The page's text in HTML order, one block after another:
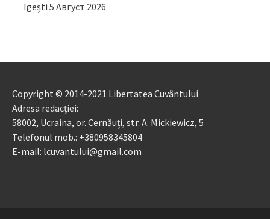
Igești 5 Август 2026
Copyright © 2014-2021 Libertatea Cuvântului
Adresa redacției:
58002, Ucraina, or. Cernăuți, str. A. Mickiewicz, 5
Telefonul mob.: +380958345804
E-mail: lcuvantului@gmail.com